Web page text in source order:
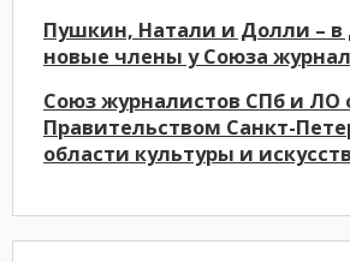
Пушкин, Натали и Долли –
новые члены у Союза
Союз журналистов СПб и ЛО
Правительством Санкт-
области культуры и